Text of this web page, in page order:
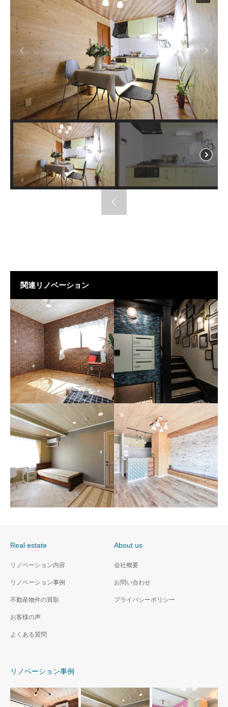
関連リノベーション
神戸市中央区 1LDK共同
住宅（S造）
神戸市中央区 テナント
ビル（木造）
Real estate
リノベーション内容
リノベーション事例
不動産物件の買取
お客様の声
よくある質問
About us
会社概要
お問い合わせ
プライバシーポリシー
リノベーション事例